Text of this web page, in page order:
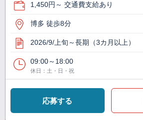
1,450円～ 交通費支給あり
博多 徒歩8分
2026/9/上旬～長期（3カ月以上）
09:00～18:00
休日：土・日・祝
応募する